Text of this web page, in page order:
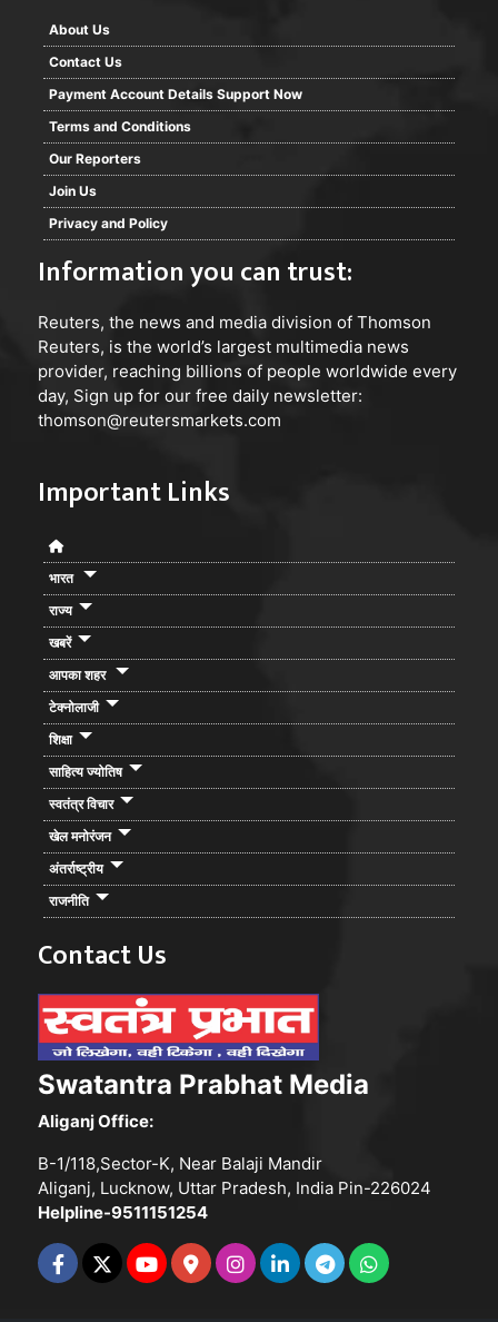
About Us
Contact Us
Payment Account Details Support Now
Terms and Conditions
Our Reporters
Join Us
Privacy and Policy
Information you can trust:
Reuters, the news and media division of Thomson
Reuters, is the world’s largest multimedia news
provider, reaching billions of people worldwide every
day, Sign up for our free daily newsletter:
thomson@reutersmarkets.com
Important Links
भारत
राज्य
खबरें
आपका शहर
टेक्नोलाजी
शिक्षा
साहित्य ज्योतिष
स्वतंत्र विचार
खेल मनोरंजन
अंतर्राष्ट्रीय
राजनीति
Contact Us
Swatantra Prabhat Media
Aliganj Office:
B-1/118,Sector-K, Near Balaji Mandir
Aliganj, Lucknow, Uttar Pradesh, India Pin-226024
Helpline-9511151254